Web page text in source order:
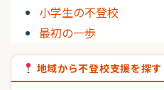
小学生の不登校
最初の一歩
地域から不登校支援を探す